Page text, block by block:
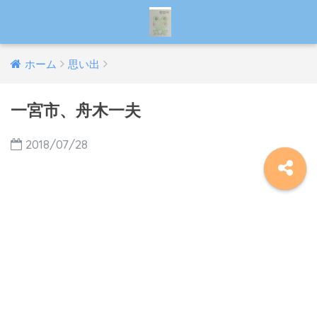
ホーム 思い出
一宮市、舟木一夫
2018/07/28